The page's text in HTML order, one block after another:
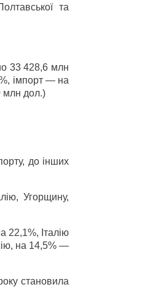
та
33 428,6 млн
імпорт — на
млн дол.)
до інших
Угорщину,
22,1%, Італію
на 14,5% —
становила